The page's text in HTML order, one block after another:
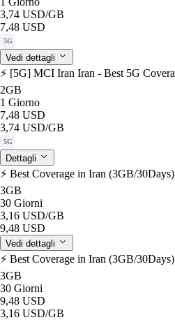
3,74 USD/GB
7,48 USD
5G
Vedi dettagli
⚡️ [5G] MCI Iran Iran - Best 5G
2GB
1 Giorno
7,48 USD
3,74 USD/GB
5G
Dettagli
⚡️ Best Coverage in Iran (3GB/
3GB
30 Giorni
3,16 USD/GB
9,48 USD
Vedi dettagli
⚡️ Best Coverage in Iran (3GB/
3GB
30 Giorni
9,48 USD
3,16 USD/GB